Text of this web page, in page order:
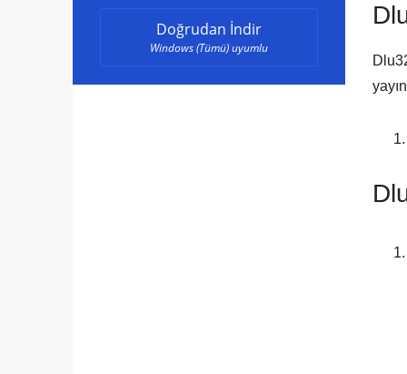
Doğrudan İndir
Windows (Tümü) uyumlu